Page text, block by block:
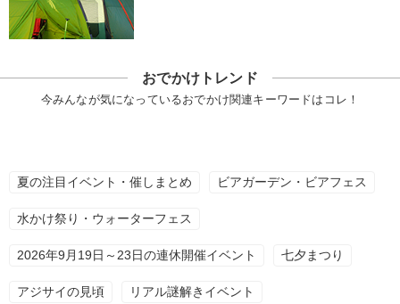
おでかけトレンド
今みんなが気になっているおでかけ関連キーワードはコレ！
夏の注目イベント・催しまとめ ビアガーデン・ビアフェス
水かけ祭り・ウォーターフェス
2026年9月19日～23日の連休開催イベント 七夕まつり
アジサイの見頃 リアル謎解きイベント